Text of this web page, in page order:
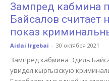
Зампред кабмина
Байсалов
показ
Aidai Irgebai - 30 октября 2021
Зампред кабмина Эдиль
увидел кыргызскую